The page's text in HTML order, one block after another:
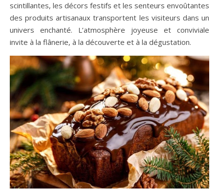
scintillantes, les décors festifs et les senteurs envoûtantes
des produits artisanaux transportent les visiteurs dans un
univers enchanté. L’atmosphère joyeuse et conviviale
invite à la flânerie, à la découverte et à la dégustation.